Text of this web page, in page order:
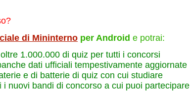
di Mininterno per Android e potrai:
1.000.000 di quiz per tutti i concorsi
dati ufficiali tempestivamente aggiornate
e di batterie di quiz con cui studiare
i nuovi bandi di concorso a cui puoi partecipare